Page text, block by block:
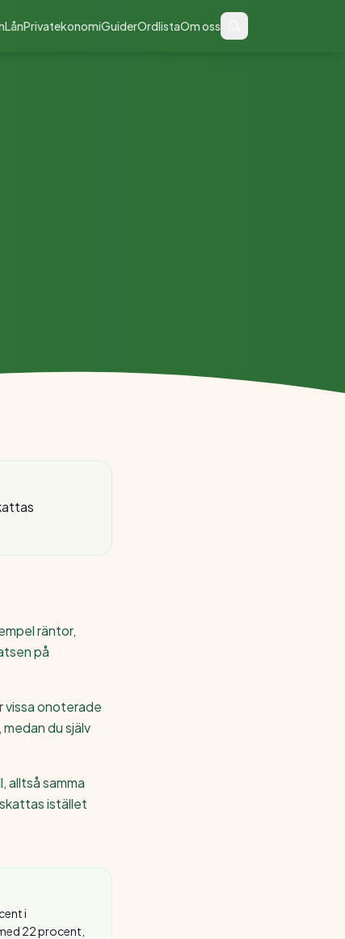
LånPrivatekonomiGuiderOrdlistaOm oss
räntor,
på
vissa onoterade
du själv
alltså samma
istället
i
22 procent,